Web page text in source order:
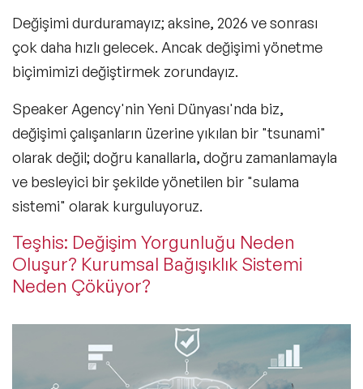
Değişimi durduramayız; aksine, 2026 ve sonrası
çok daha hızlı gelecek. Ancak değişimi yönetme
biçimimizi değiştirmek zorundayız.
Speaker Agency'nin Yeni Dünyası'nda biz,
değişimi çalışanların üzerine yıkılan bir "tsunami"
olarak değil; doğru kanallarla, doğru zamanlamayla
ve besleyici bir şekilde yönetilen bir "sulama
sistemi" olarak kurguluyoruz.
Teşhis: Değişim Yorgunluğu Neden
Oluşur? Kurumsal Bağışıklık Sistemi
Neden Çöküyor?